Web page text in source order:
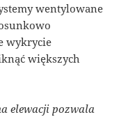
wentylowane
wykrycie
większych
elewacji pozwala